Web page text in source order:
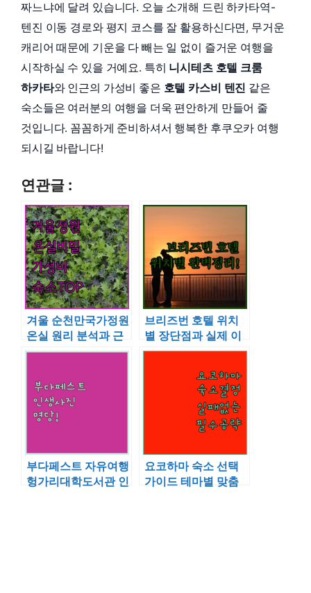
짜느냐에 달려 있습니다. 오늘 소개해 드린 하카타역-
텐진 이동 경로와 평지 코스를 잘 활용하신다면, 무거운
캐리어 때문에 기운을 다 빼는 일 없이 즐거운 여행을
시작하실 수 있을 거예요. 특히 니시테츠 호텔 크룸
하카타와 인근의 가성비 좋은 호텔 카스비 텐진 같은
숙소들은 여러분의 여행을 더욱 편안하게 만들어 줄
것입니다. 꼼꼼하게 준비하셔서 행복한 후쿠오카 여행
되시길 바랍니다!
연관글 :
겨울 순천만국가정원
온실 원리 분석과 근
처 가성비 숙소 추천
브리즈번 호텔 위치
별 장단점과 실제 이
용 후기 사진 정리
부다페스트 자유여행
헝가리대학도서관 인
요코하마 숙소 선택
가이드 테마별 맞춤